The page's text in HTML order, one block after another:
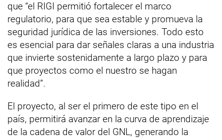
que “el RIGI permitió fortalecer el marco
regulatorio, para que sea estable y promueva la
seguridad jurídica de las inversiones. Todo esto
es esencial para dar señales claras a una industria
que invierte sostenidamente a largo plazo y para
que proyectos como el nuestro se hagan
realidad”.
El proyecto, al ser el primero de este tipo en el
país, permitirá avanzar en la curva de aprendizaje
de la cadena de valor del GNL, generando la